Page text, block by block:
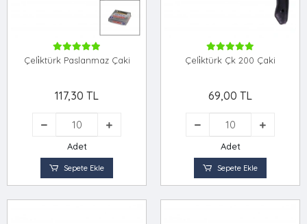
Çeli̇ktürk Paslanmaz Çaki
117,30 TL
Adet
Sepete Ekle
Çeli̇ktürk Çk 200 Çaki
69,00 TL
Adet
Sepete Ekle